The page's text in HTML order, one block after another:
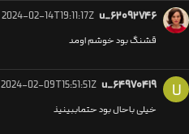
u_۶۲۰۹۲۷۴۶ 2024-02-14T19:11:17Z
قشنگ بود خوشم اومد
U u_۶۴۹۷۰۴۱۹ 2024-02-09T15:51:51Z
خیلی باحال بود حتماببینیذ